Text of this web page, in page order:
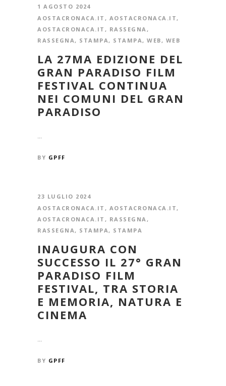
1 AGOSTO 2024
AOSTACRONACA.IT , AOSTACRONACA.IT,
AOSTACRONACA.IT , RASSEGNA,
RASSEGNA, STAMPA, STAMPA, WEB, WEB
LA 27MA EDIZIONE DEL
GRAN PARADISO FILM
FESTIVAL CONTINUA
NEI COMUNI DEL GRAN
PARADISO
...
BY GPFF
23 LUGLIO 2024
AOSTACRONACA.IT , AOSTACRONACA.IT,
AOSTACRONACA.IT , RASSEGNA,
RASSEGNA, STAMPA, STAMPA
INAUGURA CON
SUCCESSO IL 27° GRAN
PARADISO FILM
FESTIVAL, TRA STORIA
E MEMORIA, NATURA E
CINEMA
...
BY GPFF